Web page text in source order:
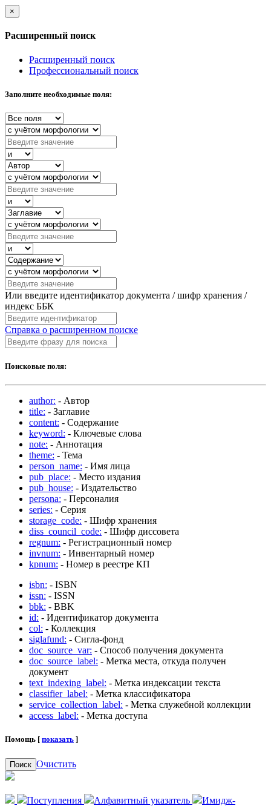
×
Расширенный поиск
Расширенный поиск
Профессиональный поиск
Заполните необходимые поля:
Или введите идентификатор документа / шифр хранения /
индекс ББК
Справка о расширенном поиске
Поисковые поля:
author: - Автор
title: - Заглавие
content: - Содержание
keyword: - Ключевые слова
note: - Аннотация
theme: - Тема
person_name: - Имя лица
pub_place: - Место издания
pub_house: - Издательство
persona: - Персоналия
series: - Серия
storage_code: - Шифр хранения
diss_council_code: - Шифр диссовета
regnum: - Регистрационный номер
invnum: - Инвентарный номер
kpnum: - Номер в реестре КП
isbn: - ISBN
issn: - ISSN
bbk: - BBK
id: - Идентификатор документа
col: - Коллекция
siglafund: - Сигла-фонд
doc_source_var: - Способ получения документа
doc_source_label: - Метка места, откуда получен
документ
text_indexing_label: - Метка индексации текста
classifier_label: - Метка классификатора
service_collection_label: - Метка служебной коллекции
access_label: - Метка доступа
Помощь [ показать ]
Поиск Очистить
Поступления Алфавитный указатель
Имидж-